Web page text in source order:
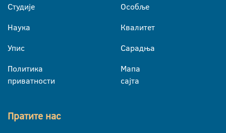
Студије
Наука
Упис
Политика
приватности
Особље
Квалитет
Сарадња
Мапа
сајта
Пратите нас